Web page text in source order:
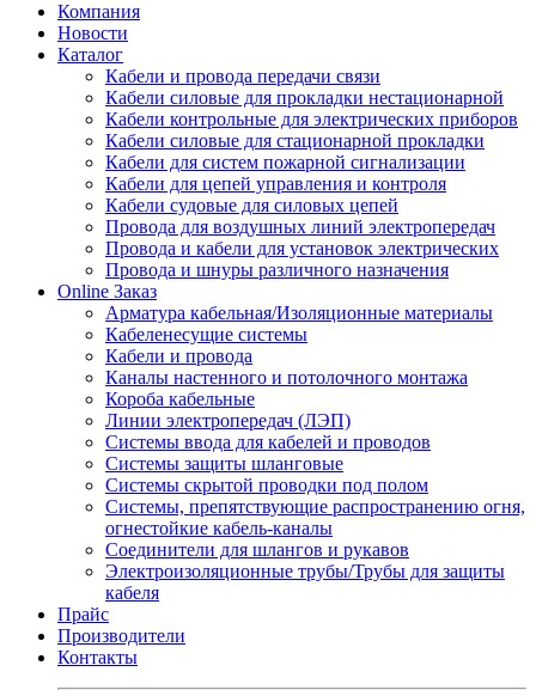
Компания
Новости
Каталог
Кабели и провода передачи связи
Кабели силовые для прокладки нестационарной
Кабели контрольные для электрических приборов
Кабели силовые для стационарной прокладки
Кабели для систем пожарной сигнализации
Кабели для цепей управления и контроля
Кабели судовые для силовых цепей
Провода для воздушных линий электропередач
Провода и кабели для установок электрических
Провода и шнуры различного назначения
Online Заказ
Арматура кабельная/Изоляционные материалы
Кабеленесущие системы
Кабели и провода
Каналы настенного и потолочного монтажа
Короба кабельные
Линии электропередач (ЛЭП)
Системы ввода для кабелей и проводов
Системы защиты шланговые
Системы скрытой проводки под полом
Системы, препятствующие распространению огня,
огнестойкие кабель-каналы
Соединители для шлангов и рукавов
Электроизоляционные трубы/Трубы для защиты
кабеля
Прайс
Производители
Контакты